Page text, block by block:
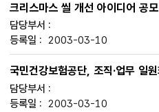
크리스마스 씰 개선 아이디어 공모
2003-03-10
국민건강보험공단, 조직·업무 일
2003-03-10